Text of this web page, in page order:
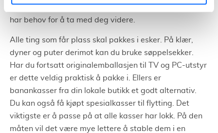
Bruk gjerne sjansen til å kaste eller gi bort ting du ikke
har behov for å ta med deg videre.
Alle ting som får plass skal pakkes i esker. På klær,
dyner og puter derimot kan du bruke søppelsekker.
Har du fortsatt originalemballasjen til TV og PC-utstyr
er dette veldig praktisk å pakke i. Ellers er
banankasser fra din lokale butikk et godt alternativ.
Du kan også få kjøpt spesialkasser til flytting. Det
viktigste er å passe på at alle kasser har lokk. På den
måten vil det være mye lettere å stable dem i en